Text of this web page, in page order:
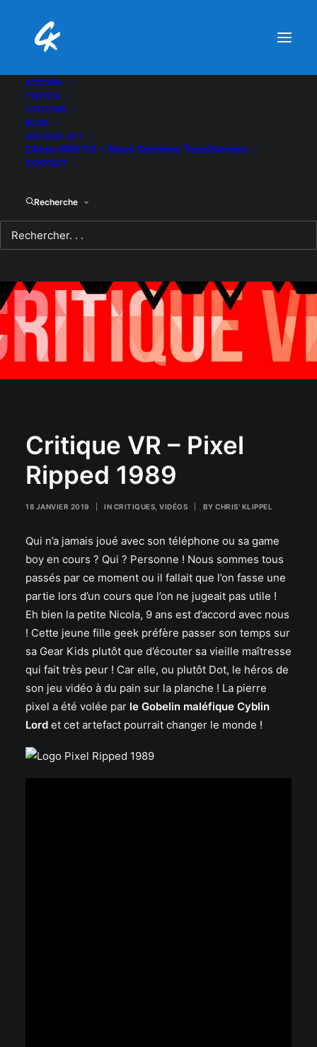
ACCUEIL
TWITCH
YOUTUBE
BLOG
QUI SUIS-JE ?
L’Asso #NSTG – Nous Sommes TousGamers
CONTACT
Recherche
Critique VR – Pixel
Ripped 1989
18 JANVIER 2019 IN CRITIQUES VIDÉOS BY CHRIS' KLIPPEL
Qui n’a jamais joué avec son téléphone ou sa game
boy en cours ? Qui ? Personne ! Nous sommes tous
passés par ce moment ou il fallait que l’on fasse une
partie lors d’un cours que l’on ne jugeait pas utile !
Eh bien la petite Nicola, 9 ans est d’accord avec nous
! Cette jeune fille geek préfère passer son temps sur
sa Gear Kids plutôt que d’écouter sa vieille maîtresse
qui fait très peur ! Car elle, ou plutôt Dot, le héros de
son jeu vidéo à du pain sur la planche ! La pierre
pixel a été volée par le Gobelin maléfique Cyblin
Lord et cet artefact pourrait changer le monde !